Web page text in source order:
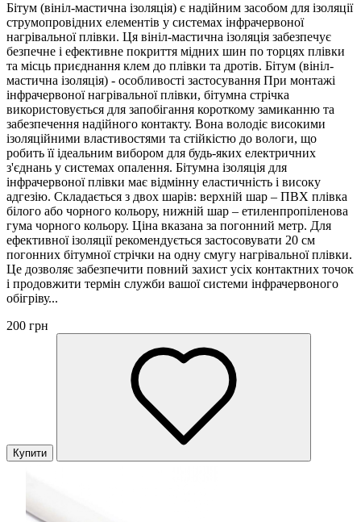
Бітум (вініл-мастична ізоляція) є надійним засобом для ізоляції
струмопровідних елементів у системах інфрачервоної
нагрівальної плівки. Ця вініл-мастична ізоляція забезпечує
безпечне і ефективне покриття мідних шин по торцях плівки
та місць приєднання клем до плівки та дротів. Бітум (вініл-
мастична ізоляція) - особливості застосування При монтажі
інфрачервоної нагрівальної плівки, бітумна стрічка
використовується для запобігання короткому замиканню та
забезпечення надійного контакту. Вона володіє високими
ізоляційними властивостями та стійкістю до вологи, що
робить її ідеальним вибором для будь-яких електричних
з'єднань у системах опалення. Бітумна ізоляція для
інфрачервоної плівки має відмінну еластичність і високу
адгезію. Складається з двох шарів: верхній шар – ПВХ плівка
білого або чорного кольору, нижній шар – етиленпропіленова
гума чорного кольору. Ціна вказана за погонний метр. Для
ефективної ізоляції рекомендується застосовувати 20 см
погонних бітумної стрічки на одну смугу нагрівальної плівки.
Це дозволяє забезпечити повний захист усіх контактних точок
і продовжити термін служби вашої системи інфрачервоного
обігріву...
200 грн
Купити